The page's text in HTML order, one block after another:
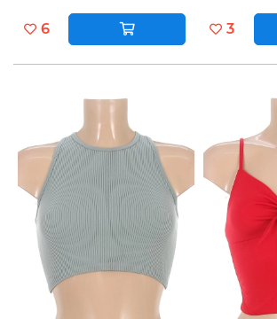
6 3